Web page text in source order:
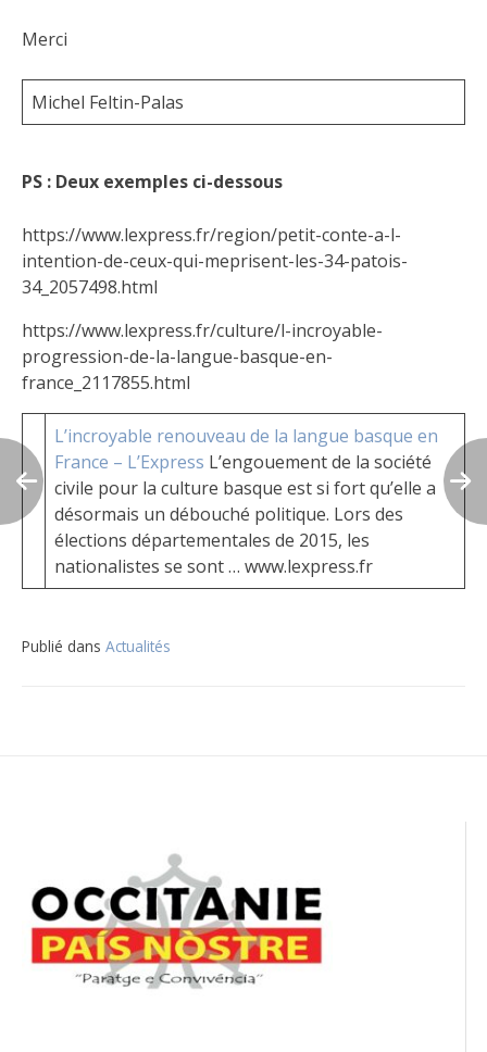
Merci
Michel Feltin-Palas
PS : Deux exemples ci-dessous
https://www.lexpress.fr/region/petit-conte-a-l-
intention-de-ceux-qui-meprisent-les-34-patois-
34_2057498.html
https://www.lexpress.fr/culture/l-incroyable-
progression-de-la-langue-basque-en-
france_2117855.html
L’incroyable renouveau de la langue basque en
France – L’Express L’engouement de la société
civile pour la culture basque est si fort qu’elle a
désormais un débouché politique. Lors des
élections départementales de 2015, les
nationalistes se sont … www.lexpress.fr
Publié dans Actualités